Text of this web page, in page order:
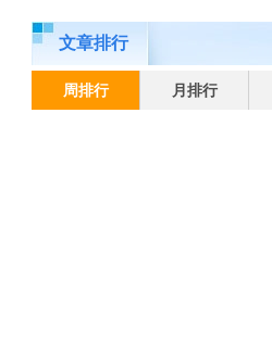
文章排行
周排行 月排行